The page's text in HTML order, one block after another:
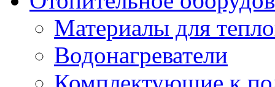
Материалы для
Водонагреватели